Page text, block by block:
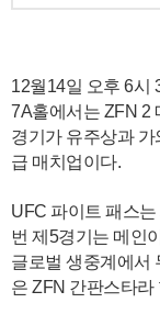
12월14일 오후 6시
7A홀에서는 ZFN 2
경기가 유주상과 가
급 매치업이다.
UFC 파이트 패스는
번 제5경기는 메인
글로벌 생중계에서
은 ZFN 간판스타라